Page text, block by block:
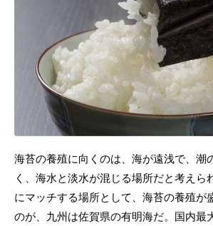
海苔の養殖に向くのは、海が遠浅で、潮
く、海水と淡水が混じる場所だと考えら
にマッチする場所として、海苔の養殖が
のが、九州は佐賀県の有明海だ。国内最